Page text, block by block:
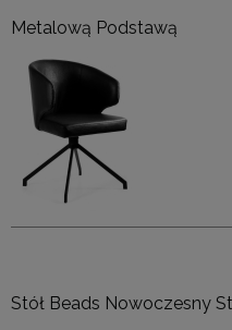
Metalową Podstawą
Stół Beads Nowoczesny